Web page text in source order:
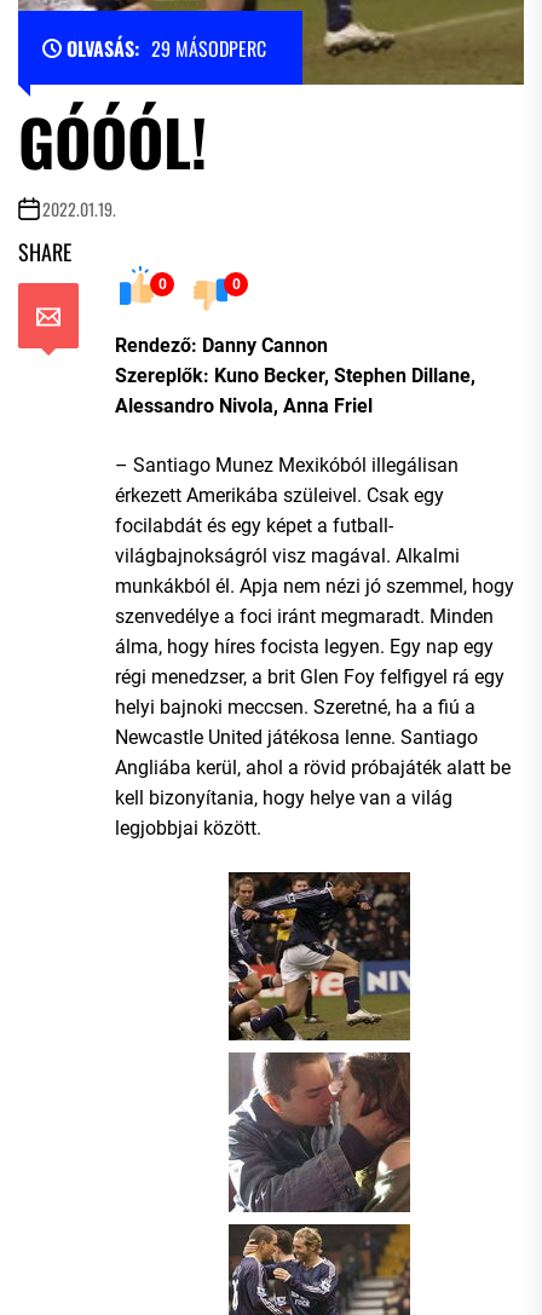
OLVASÁS: 29 MÁSODPERC
GÓÓÓL!
2022.01.19.
SHARE
0 0
Rendező: Danny Cannon
Szereplők: Kuno Becker, Stephen Dillane,
Alessandro Nivola, Anna Friel
– Santiago Munez Mexikóból illegálisan
érkezett Amerikába szüleivel. Csak egy
focilabdát és egy képet a futball-
világbajnokságról visz magával. Alkalmi
munkákból él. Apja nem nézi jó szemmel, hogy
szenvedélye a foci iránt megmaradt. Minden
álma, hogy híres focista legyen. Egy nap egy
régi menedzser, a brit Glen Foy felfigyel rá egy
helyi bajnoki meccsen. Szeretné, ha a fiú a
Newcastle United játékosa lenne. Santiago
Angliába kerül, ahol a rövid próbajáték alatt be
kell bizonyítania, hogy helye van a világ
legjobbjai között.